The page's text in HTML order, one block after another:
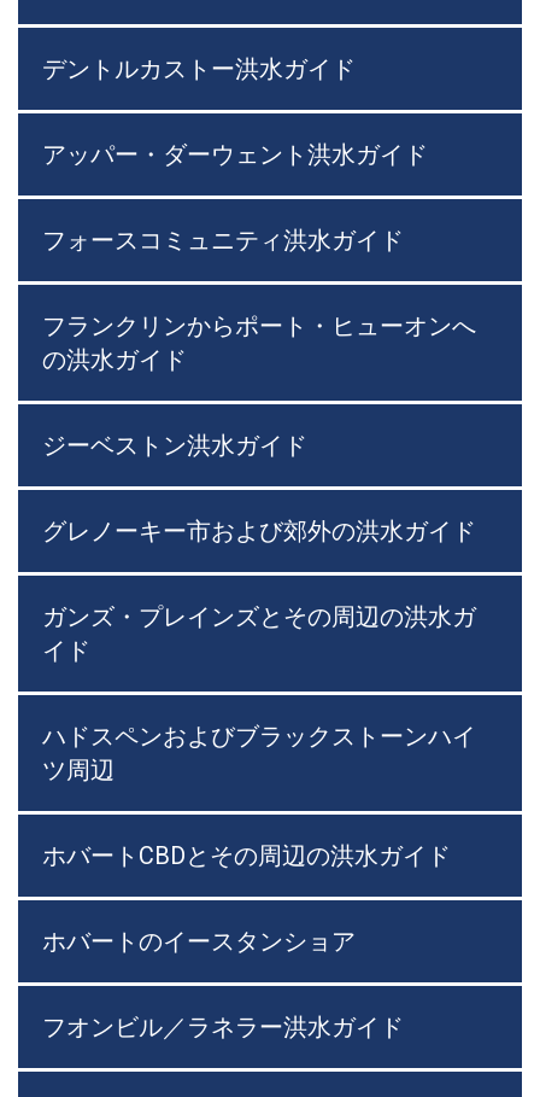
デントルカストー洪水ガイド
アッパー・ダーウェント洪水ガイド
フォースコミュニティ洪水ガイド
フランクリンからポート・ヒューオンへ
の洪水ガイド
ジーベストン洪水ガイド
グレノーキー市および郊外の洪水ガイド
ガンズ・プレインズとその周辺の洪水ガ
イド
ハドスペンおよびブラックストーンハイ
ツ周辺
ホバートCBDとその周辺の洪水ガイド
ホバートのイースタンショア
フオンビル／ラネラー洪水ガイド